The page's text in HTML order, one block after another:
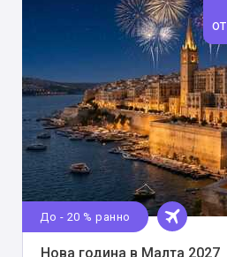
от
До - 20 % ранно
Нова година в Малта 2027